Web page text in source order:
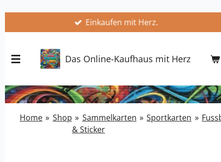
springen
Einkaufen mit Herz.
Das Online-Kaufhaus mit Herz
Home » Shop » Sammelkarten
& Sticker
» Sportkarten »